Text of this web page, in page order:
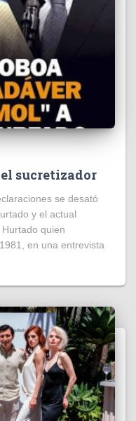
sucretizador
se desató
y el actual
quien
en una entrevista